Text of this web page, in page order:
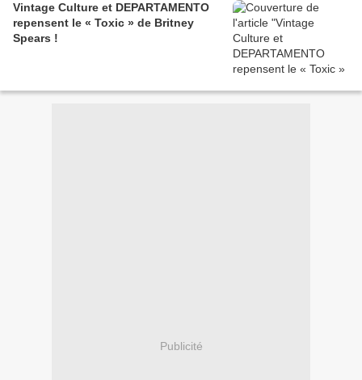
Vintage Culture et DEPARTAMENTO
repensent le « Toxic » de Britney
Spears !
Publicité